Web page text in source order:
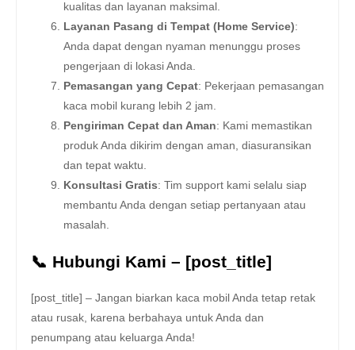
kualitas dan layanan maksimal.
Layanan Pasang di Tempat (Home Service):
Anda dapat dengan nyaman menunggu proses
pengerjaan di lokasi Anda.
Pemasangan yang Cepat: Pekerjaan pemasangan
kaca mobil kurang lebih 2 jam.
Pengiriman Cepat dan Aman: Kami memastikan
produk Anda dikirim dengan aman, diasuransikan
dan tepat waktu.
Konsultasi Gratis: Tim support kami selalu siap
membantu Anda dengan setiap pertanyaan atau
masalah.
📞 Hubungi Kami – [post_title]
[post_title] – Jangan biarkan kaca mobil Anda tetap retak
atau rusak, karena berbahaya untuk Anda dan
penumpang atau keluarga Anda!